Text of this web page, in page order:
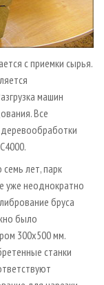
с приемки сырья.
машин
Все
лет, парк
уже неоднократно
бруса
было
300х500 мм.
станки